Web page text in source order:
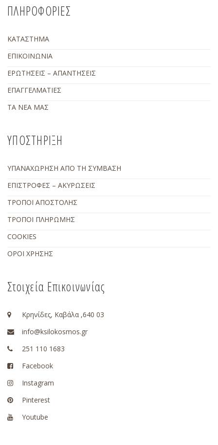
ΠΛΗΡΟΦΟΡΙΕΣ
ΚΑΤΑΣΤΗΜΑ
ΕΠΙΚΟΙΝΩΝΙΑ
ΕΡΩΤΗΣΕΙΣ – ΑΠΑΝΤΗΣΕΙΣ
ΕΠΑΓΓΕΛΜΑΤΙΕΣ
ΤΑ ΝΕΑ ΜΑΣ
ΥΠΟΣΤΗΡΙΞΗ
ΥΠΑΝΑΧΩΡΗΣΗ ΑΠΟ ΤΗ ΣΥΜΒΑΣΗ
ΕΠΙΣΤΡΟΦΕΣ – ΑΚΥΡΩΣΕΙΣ
ΤΡΟΠΟΙ ΑΠΟΣΤΟΛΗΣ
ΤΡΟΠΟΙ ΠΛΗΡΩΜΗΣ
COOKIES
ΟΡΟΙ ΧΡΗΣΗΣ
Στοιχεία Επικοινωνίας
Κρηνίδες, Καβάλα ,640 03
info@ksilokosmos.gr
251 110 1683
Facebook
Instagram
Pinterest
Youtube